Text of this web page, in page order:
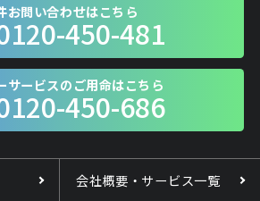
お問い合わせはこちら
450-481
サービスのご用命はこちら
450-686
会社概要・サービス一覧